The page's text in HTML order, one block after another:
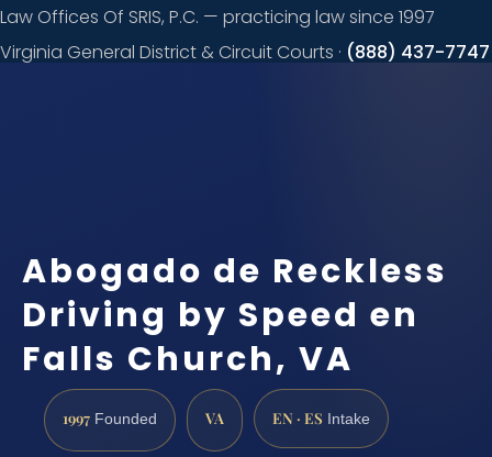
Law Offices Of SRIS, P.C. — practicing law since 1997
Virginia General District & Circuit Courts · (888) 437-7747
Abogado de Reckless
Driving by Speed en
Falls Church, VA
1997 Founded VA EN · ES Intake